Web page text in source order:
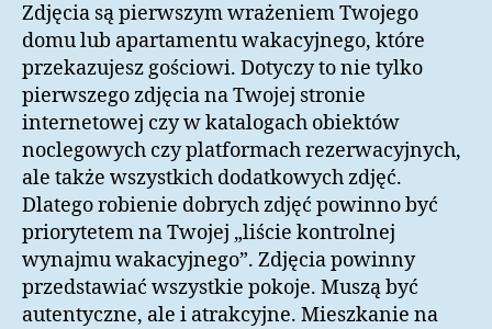
Zdjęcia są pierwszym wrażeniem Twojego
domu lub apartamentu wakacyjnego, które
przekazujesz gościowi. Dotyczy to nie tylko
pierwszego zdjęcia na Twojej stronie
internetowej czy w katalogach obiektów
noclegowych czy platformach rezerwacyjnych,
ale także wszystkich dodatkowych zdjęć.
Dlatego robienie dobrych zdjęć powinno być
priorytetem na Twojej „liście kontrolnej
wynajmu wakacyjnego”. Zdjęcia powinny
przedstawiać wszystkie pokoje. Muszą być
autentyczne, ale i atrakcyjne. Mieszkanie na